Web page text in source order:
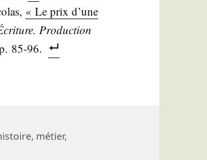
« Le prix d’une
Pro­duc­tion
85-96.
, métier,